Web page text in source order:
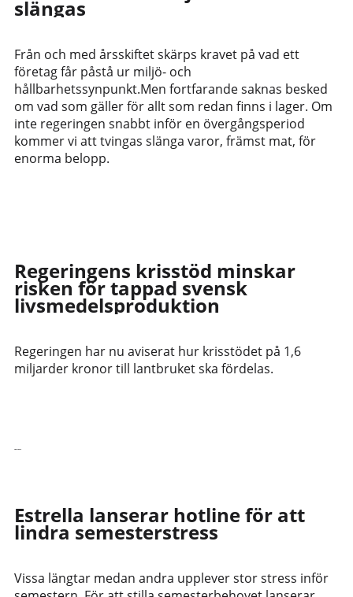
slängas
Från och med årsskiftet skärps kravet på vad ett
företag får påstå ur miljö- och
hållbarhetssynpunkt.Men fortfarande saknas besked
om vad som gäller för allt som redan finns i lager. Om
inte regeringen snabbt inför en övergångsperiod
kommer vi att tvingas slänga varor, främst mat, för
enorma belopp.
Regeringens krisstöd minskar
risken för tappad svensk
livsmedelsproduktion
Regeringen har nu aviserat hur krisstödet på 1,6
miljarder kronor till lantbruket ska fördelas.
Estrella lanserar hotline för att
lindra semesterstress
Vissa längtar medan andra upplever stor stress inför